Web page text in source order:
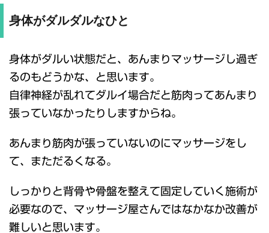
身体がダルダルなひと
身体がダルい状態だと、あんまりマッサージし過ぎ
るのもどうかな、と思います。
自律神経が乱れてダルイ場合だと筋肉ってあんまり
張っていなかったりしますからね。
あんまり筋肉が張っていないのにマッサージをし
て、まただるくなる。
しっかりと背骨や骨盤を整えて固定していく施術が
必要なので、マッサージ屋さんではなかなか改善が
難しいと思います。